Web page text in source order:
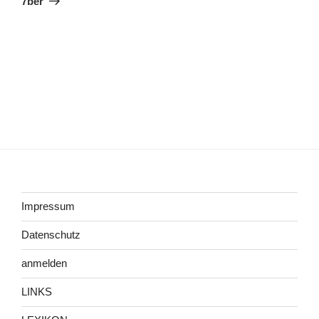
Impressum
Datenschutz
anmelden
LINKS